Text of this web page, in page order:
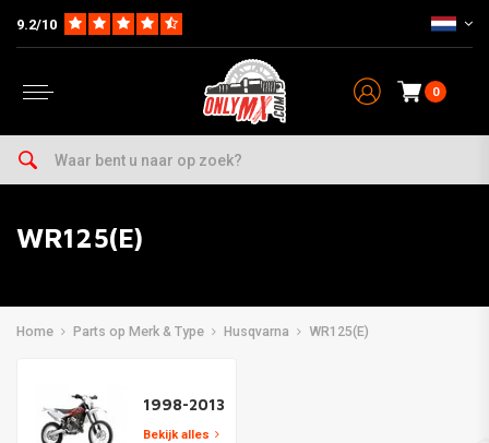
9.2/10
0
WR125(E)
Home Parts op Merk & Type Husqvarna WR125(E)
1998-2013
Bekijk alles